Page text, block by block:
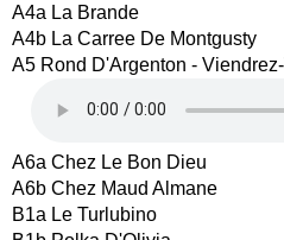
A4a La Brande
A4b La Carree De Montgusty
A5 Rond D'Argenton -
A6a Chez Le Bon Dieu
A6b Chez Maud Almane
B1a Le Turlubino